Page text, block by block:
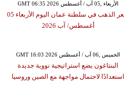
GMT 06:35 2026 الأربعاء ,05 آب / أغسطس
سعر الذهب في سلطنة عمان اليوم الأربعاء 05
أغسطس/ آب 2026
GMT 16:03 2026 الخميس ,06 آب / أغسطس
البنتاغون يضع استراتيجية نووية جديدة
استعدادًا لاحتمال مواجهة مع الصين وروسيا